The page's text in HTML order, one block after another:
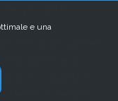
analogiche
di
la guida a
meglio i
e una